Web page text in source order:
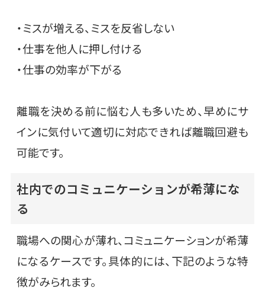
・ミスが増える、ミスを反省しない
・仕事を他人に押し付ける
・仕事の効率が下がる
離職を決める前に悩む人も多いため、早めにサ
インに気付いて適切に対応できれば離職回避も
可能です。
社内でのコミュニケーションが希薄にな
る
職場への関心が薄れ、コミュニケーションが希薄
になるケースです。具体的には、下記のような特
徴がみられます。